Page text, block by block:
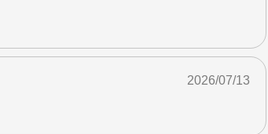
2026/07/13